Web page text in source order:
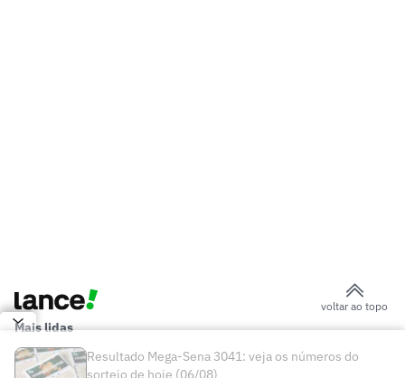
no gramado
Caboclo, ex-CBF, quer disputar
presidência do São Paulo